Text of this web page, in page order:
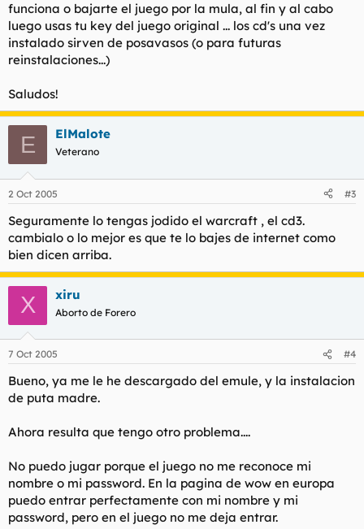
funciona o bajarte el juego por la mula, al fin y al cabo
luego usas tu key del juego original ... los cd's una vez
instalado sirven de posavasos (o para futuras
reinstalaciones...)
Saludos!
E ElMalote
Veterano
2 Oct 2005 #3
Seguramente lo tengas jodido el warcraft , el cd3.
cambialo o lo mejor es que te lo bajes de internet como
bien dicen arriba.
X xiru
Aborto de Forero
7 Oct 2005 #4
Bueno, ya me le he descargado del emule, y la instalacion
de puta madre.
Ahora resulta que tengo otro problema....
No puedo jugar porque el juego no me reconoce mi
nombre o mi password. En la pagina de wow en europa
puedo entrar perfectamente con mi nombre y mi
password, pero en el juego no me deja entrar.